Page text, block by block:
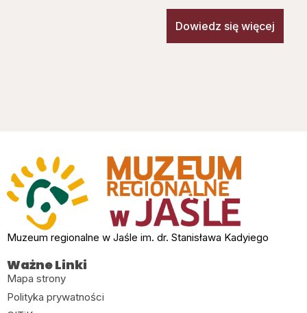
Dowiedz się więcej
Muzeum regionalne w Jaśle im. dr. Stanisława Kadyiego
Ważne Linki
Mapa strony
Polityka prywatności